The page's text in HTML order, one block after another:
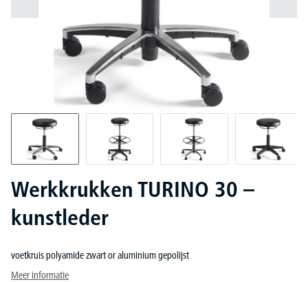
Werkkrukken TURINO 30 –
kunstleder
voetkruis polyamide zwart or aluminium gepolijst
Meer informatie